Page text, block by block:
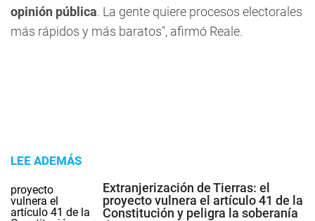
opinión pública. La gente quiere procesos electorales
más rápidos y más baratos", afirmó Reale.
LEE ADEMÁS
Extranjerización de Tierras: el
proyecto vulnera el artículo 41 de la
Constitución y peligra la soberanía